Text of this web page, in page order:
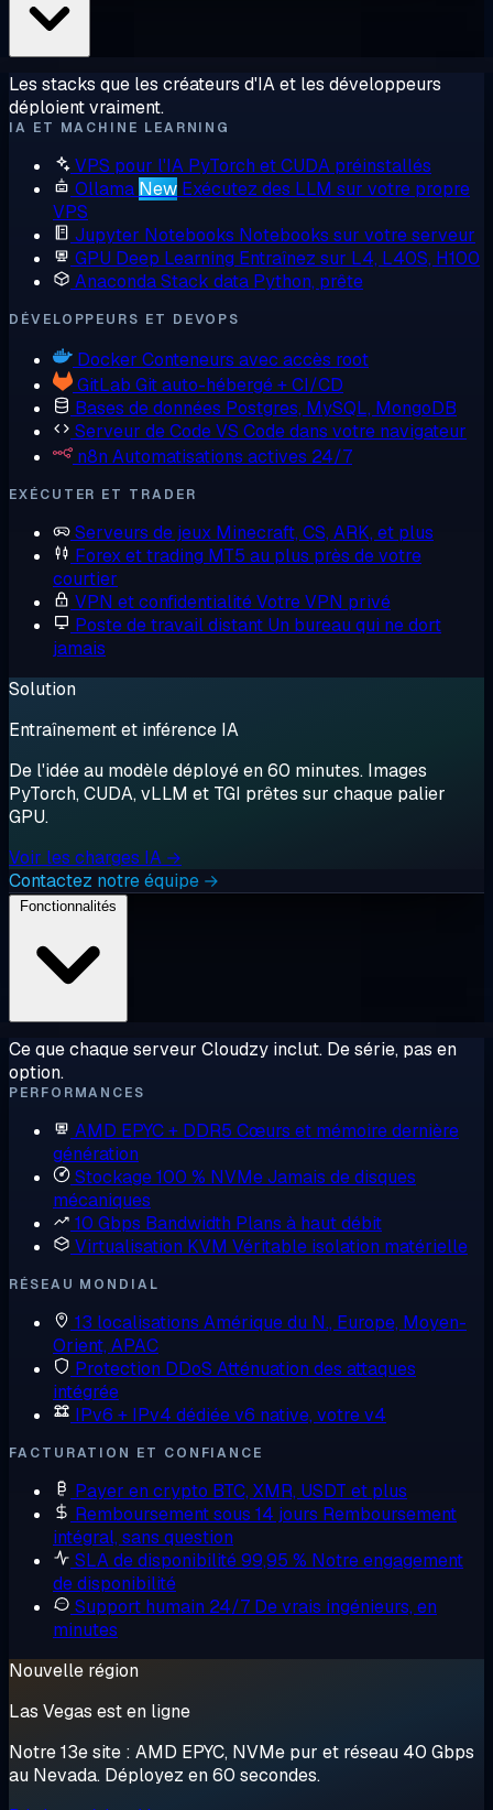
Les stacks que les créateurs d'IA et les développeurs
déploient vraiment.
IA ET MACHINE LEARNING
VPS pour l'IA PyTorch et CUDA préinstallés
Ollama New Exécutez des LLM sur votre propre
VPS
Jupyter Notebooks Notebooks sur votre serveur
GPU Deep Learning Entraînez sur L4, L40S, H100
AnacondaStack data Python, prête
DÉVELOPPEURS ET DEVOPS
Docker Conteneurs avec accès root
GitLab Git auto-hébergé + CI/CD
Bases de données Postgres, MySQL, MongoDB
Serveur de CodeVS Code dans votre navigateur
n8n Automatisations actives 24/7
EXÉCUTER ET TRADER
Serveurs de jeux Minecraft, CS, ARK, et plus
Forex et trading MT5 au plus près de votre
courtier
VPN et confidentialitéVotre VPN privé
Poste de travail distant Un bureau qui ne dort
jamais
Solution
Entraînement et inférence IA
De l'idée au modèle déployé en 60 minutes. Images
PyTorch, CUDA, vLLM et TGI prêtes sur chaque palier
GPU.
Voir les charges IA →
Contactez notre équipe →
Ce que chaque serveur Cloudzy inclut. De série, pas en
option.
PERFORMANCES
AMD EPYC + DDR5 Cœurs et mémoire dernière
génération
Stockage 100 % NVMeJamais de disques
mécaniques
10 Gbps Bandwidth Plans à haut débit
Virtualisation KVM Véritable isolation matérielle
RÉSEAU MONDIAL
13 localisations Amérique du N., Europe, Moyen-
Orient, APAC
Protection DDoS Atténuation des attaques
intégrée
IPv6 + IPv4 dédiéev6 native, votre v4
FACTURATION ET CONFIANCE
Payer en crypto BTC, XMR, USDT et plus
Remboursement sous 14 jours Remboursement
intégral, sans question
SLA de disponibilité 99,95 % Notre engagement
de disponibilité
Support humain 24/7 De vrais ingénieurs, en
minutes
Nouvelle région
Las Vegas est en ligne
Notre 13e site : AMD EPYC, NVMe pur et réseau 40 Gbps
au Nevada. Déployez en 60 secondes.